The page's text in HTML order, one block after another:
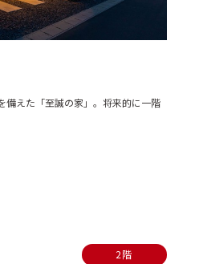
備えた「至誠の家」。将来的に一階
2階